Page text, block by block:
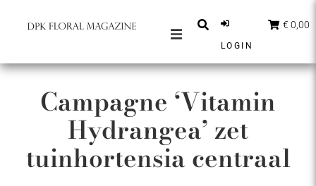
LOGIN
€ 0,00
Campagne ‘Vitamin
Hydrangea’ zet
tuinhortensia centraal